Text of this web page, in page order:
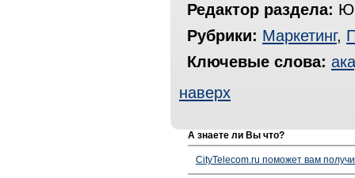
Редактор раздела:
Рубрики: Маркетинг,
Ключевые слова:
наверх
А знаете ли Вы что?
CityTelecom.ru поможет вам